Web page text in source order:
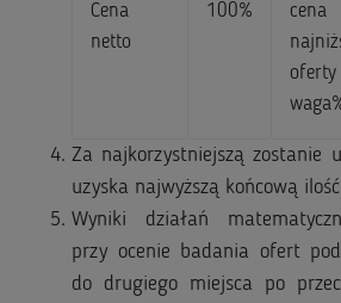
Cena
netto
100%
Za najkorzystniejszą zostanie
uzyska najwyższą końcową
Wyniki działań
przy ocenie badania ofert
do drugiego miejsca po